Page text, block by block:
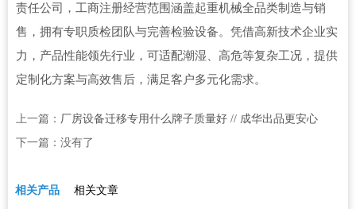
责任公司，工商注册经营范围涵盖起重机械全品类制造与销
售，拥有专职质检团队与完善检验设备。凭借高新技术企业实
力，产品性能领先行业，可适配潮湿、高危等复杂工况，提供
定制化方案与高效售后，满足客户多元化需求。
上一篇： 厂房设备迁移专用什么牌子质量好 // 成华出品更安心
下一篇：没有了
相关产品 相关文章